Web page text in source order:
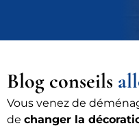
Blog conseils
Vous venez de
de changer la